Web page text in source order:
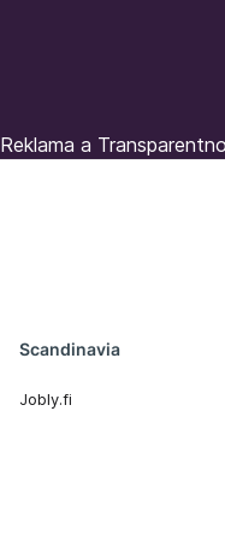
Reklama a
Scandinavia
Jobly.fi